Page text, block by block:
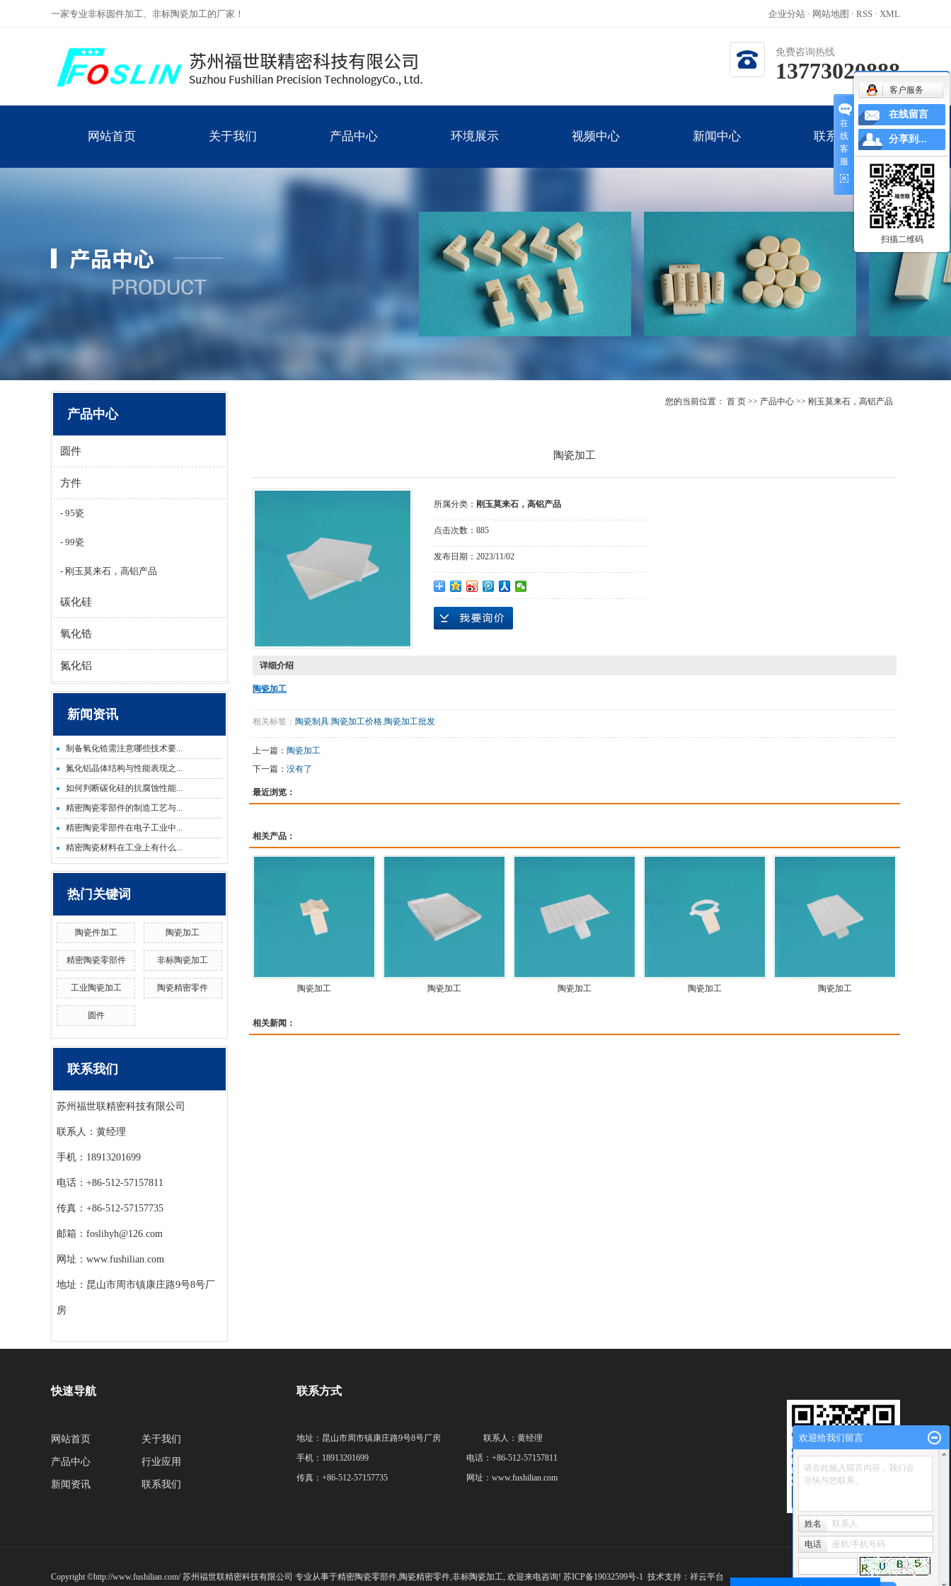
一家专业非标圆件加工、非标陶瓷加工的厂家！ 企业分站 · 网站地图 · RSS · XML
免费咨询热线
13773020888
网站首页 关于我们 产品中心
产品中心
方件
环境展示 视频中心 新闻中心 联系我们
联系我们
产品中心
圆件
方件
95瓷
99瓷
刚玉莫来石，高铝产品
碳化硅
氧化锆
氮化铝
新闻资讯
制备氧化锆需注意哪些技术要...
氮化铝晶体结构与性能表现之...
如何判断碳化硅的抗腐蚀性能...
精密陶瓷零部件的制造工艺与...
精密陶瓷零部件在电子工业中...
精密陶瓷材料在工业上有什么...
热门关键词
陶瓷件加工 陶瓷加工
精密陶瓷零部件 非标陶瓷加工
工业陶瓷加工 陶瓷精密零件
圆件
联系我们
苏州福世联精密科技有限公司
联系人：黄经理
手机：18913201699
电话：+86-512-57157811
传真：+86-512-57157735
邮箱：foslihyh@126.com
网址：www.fushilian.com
地址：昆山市周市镇康庄路9号8号厂
房
您的当前位置： 首 页 >> 产品中心 >> 刚玉莫来石，高铝产品
陶瓷加工
所属分类： 刚玉莫来石，高铝产品
点击次数： 885
发布日期： 2023/11/02
详细介绍
陶瓷加工
相关标签： 陶瓷制具,陶瓷加工价格,陶瓷加工批发
上一篇： 陶瓷加工
下一篇： 没有了
最近浏览：
相关产品：
陶瓷加工 陶瓷加工 陶瓷加工 陶瓷加工 陶瓷加工
相关新闻：
快速导航
网站首页 关于我们
产品中心 行业应用
新闻资讯 联系我们
联系方式
地址：昆山市周市镇康庄路9号8号厂房 联系人：黄经理
手机：18913201699 电话：+86-512-57157811
传真：+86-512-57157735
网址：www.fushilian.com
Copyright ©http://www.fushilian.com/ 苏州福世联精密科技有限公司 专业从事于精密陶瓷零部件,陶瓷精密零件,非标陶瓷加工, 欢迎来电咨询! 苏ICP备19032599号-1 技术支持： 祥云平台
在
线
客
服
客户服务
在线留言
分享到...
扫描二维码
欢迎给我们留言
请在此输入留言内容，我们会
尽快与您联系。
姓名 联系人
电话 座机/手机号码